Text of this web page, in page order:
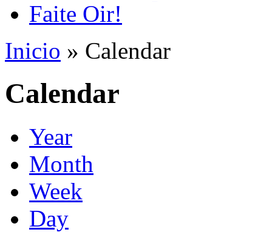
Faite Oir!
Inicio » Calendar
Calendar
Year
Month
Week
Day